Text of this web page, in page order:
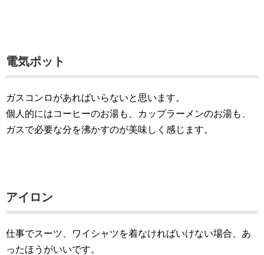
電気ポット
ガスコンロがあればいらないと思います。
個人的にはコーヒーのお湯も、カップラーメンのお湯も、
ガスで必要な分を沸かすのが美味しく感じます。
アイロン
仕事でスーツ、ワイシャツを着なければいけない場合、あ
ったほうがいいです。